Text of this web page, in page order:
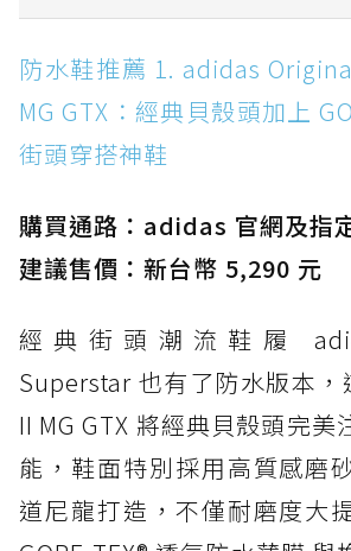
防水鞋推薦 1. adidas
MG GTX：經典貝殼頭加上
頭穿搭神鞋
防水鞋推薦 2. New Balance
防水鞋推薦 3. Nike Dunk
經典 Dunk 輪廓加上防水科技，
打折
防水鞋推薦 4. ASICS
載 GORE-TEX 隱形貼合科技，
防水鞋推薦 5. Salomon XT-6
人必備山系鞋王！防滑、防水
頂
防水鞋推薦 6. HOKA Stinson
復刻厚底，GORE-TEX 防水
防水鞋推薦 1. adidas
MG GTX：經典貝殼頭加上
街頭穿搭神鞋
購買通路：adidas 官網及指
建議售價：新台幣 5,290 元
經典街頭潮流鞋履
Superstar 也有了防水版本
II MG GTX 將經典貝殼頭完美
能，鞋面特別採用高質感磨
道尼龍打造，不僅耐磨度大